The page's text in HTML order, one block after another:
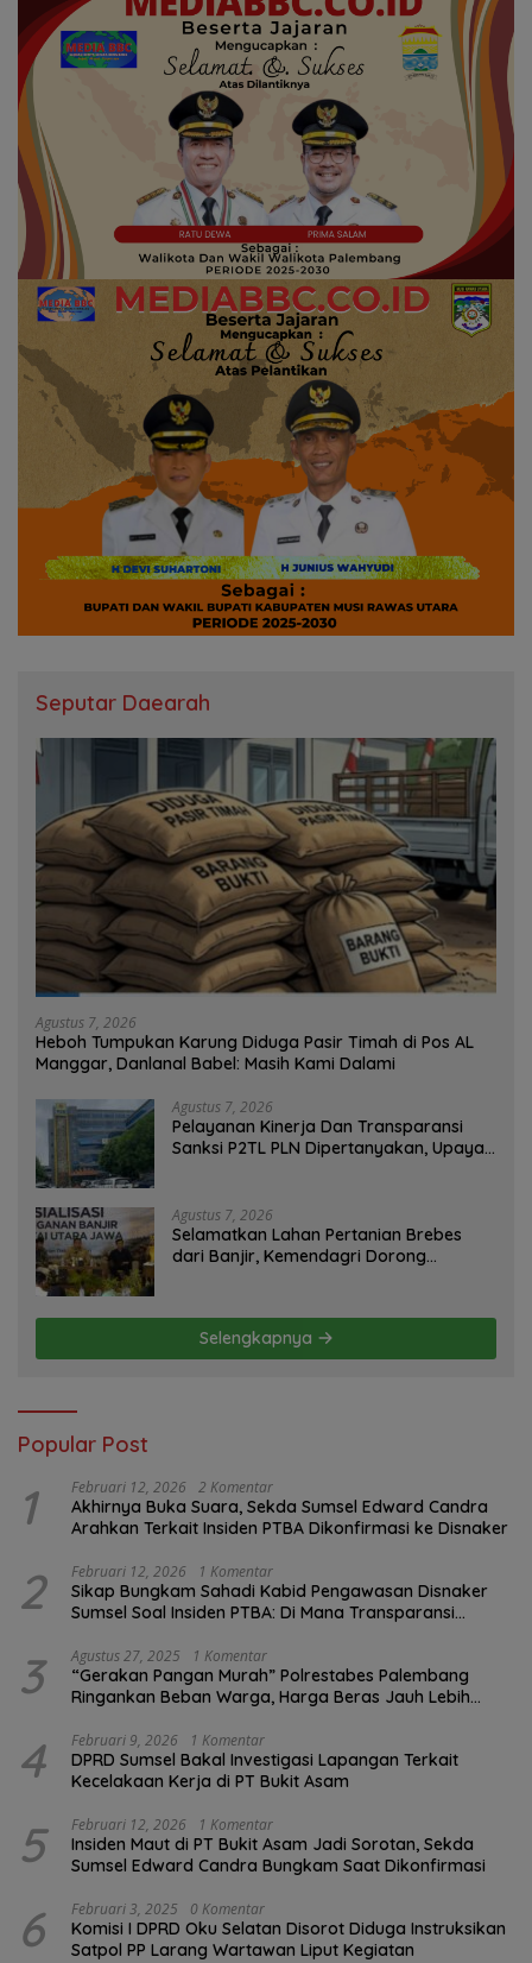
Seputar Daearah
Agustus 7, 2026
Heboh Tumpukan Karung Diduga Pasir Timah di Pos AL
Manggar, Danlanal Babel: Masih Kami Dalami
Agustus 7, 2026
Pelayanan Kinerja Dan Transparansi
Sanksi P2TL PLN Dipertanyakan, Upaya
Agustus 7, 2026
Selamatkan Lahan Pertanian Brebes
dari Banjir, Kemendagri Dorong
Selengkapnya
Popular Post
1 Februari 12, 2026 2 Komentar
Akhirnya Buka Suara, Sekda Sumsel Edward Candra
Arahkan Terkait Insiden PTBA Dikonfirmasi ke Disnaker
2 Februari 12, 2026 1 Komentar
Sikap Bungkam Sahadi Kabid Pengawasan Disnaker
Sumsel Soal Insiden PTBA: Di Mana Transparansi
3 Agustus 27, 2025 1 Komentar
“Gerakan Pangan Murah” Polrestabes Palembang
Ringankan Beban Warga, Harga Beras Jauh Lebih
4 Februari 9, 2026 1 Komentar
DPRD Sumsel Bakal Investigasi Lapangan Terkait
Kecelakaan Kerja di PT Bukit Asam
5 Februari 12, 2026 1 Komentar
Insiden Maut di PT Bukit Asam Jadi Sorotan, Sekda
Sumsel Edward Candra Bungkam Saat Dikonfirmasi
6 Februari 3, 2025 0 Komentar
Komisi I DPRD Oku Selatan Disorot Diduga Instruksikan
Satpol PP Larang Wartawan Liput Kegiatan